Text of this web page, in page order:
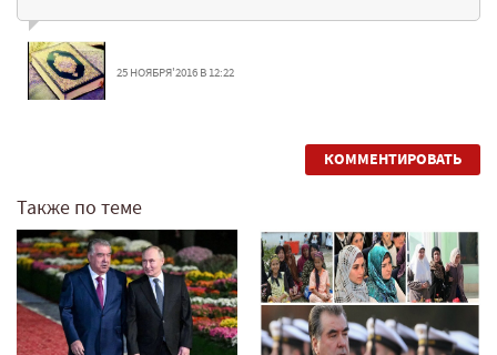
25 НОЯБРЯ'2016 В 12:22
КОММЕНТИРОВАТЬ
Также по теме